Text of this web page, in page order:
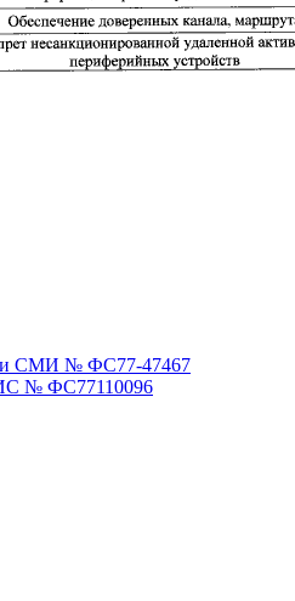
СМИ № ФС77-47467
№ ФС77110096